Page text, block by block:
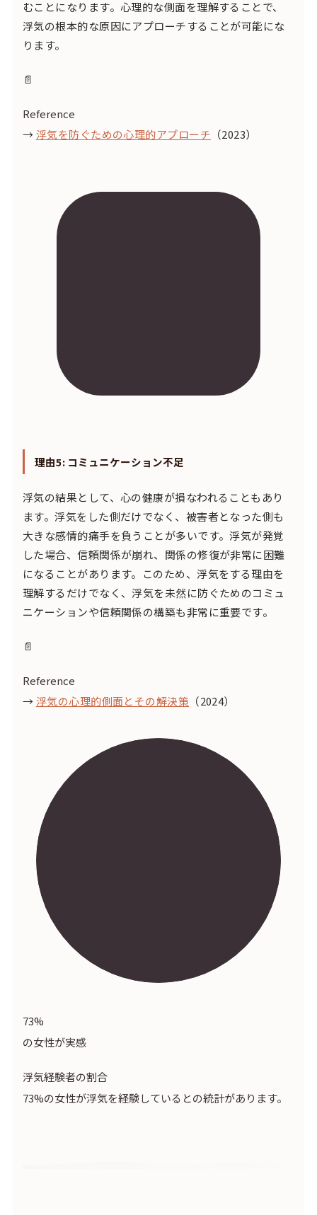
むことになります。心理的な側面を理解することで、
浮気の根本的な原因にアプローチすることが可能にな
ります。
📄
Reference
→浮気を防ぐための心理的アプローチ （2023）
理由5: コミュニケーション不足
浮気の結果として、心の健康が損なわれることもあり
ます。浮気をした側だけでなく、被害者となった側も
大きな感情的痛手を負うことが多いです。浮気が発覚
した場合、信頼関係が崩れ、関係の修復が非常に困難
になることがあります。このため、浮気をする理由を
理解するだけでなく、浮気を未然に防ぐためのコミュ
ニケーションや信頼関係の構築も非常に重要です。
📄
Reference
→浮気の心理的側面とその解決策 （2024）
73%
の女性が実感
浮気経験者の割合
73%の女性が浮気を経験しているとの統計があります。